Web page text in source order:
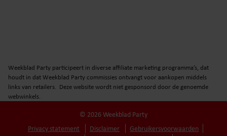
Weekblad Party participeert in diverse affiliate marketing programma’s, dat
houdt in dat Weekblad Party commissies ontvangt voor aankopen middels
links van retailers. Deze website wordt niet gesponsord door de genoemde
webwinkels.
© 2026 Weekblad Party
Privacy statement
Disclaimer
Gebruikersvoorwaarden